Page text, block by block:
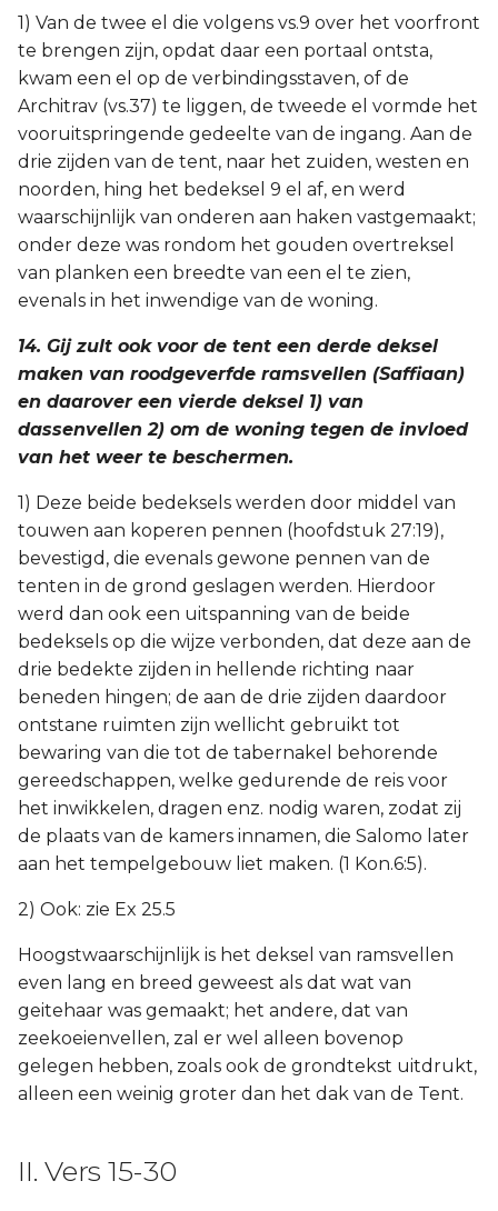
1) Van de twee el die volgens vs.9 over het voorfront
te brengen zijn, opdat daar een portaal ontsta,
kwam een el op de verbindingsstaven, of de
Architrav (vs.37) te liggen, de tweede el vormde het
vooruitspringende gedeelte van de ingang. Aan de
drie zijden van de tent, naar het zuiden, westen en
noorden, hing het bedeksel 9 el af, en werd
waarschijnlijk van onderen aan haken vastgemaakt;
onder deze was rondom het gouden overtreksel
van planken een breedte van een el te zien,
evenals in het inwendige van de woning.
14. Gij zult ook voor de tent een derde deksel
maken van roodgeverfde ramsvellen (Saffiaan)
en daarover een vierde deksel 1) van
dassenvellen 2) om de woning tegen de invloed
van het weer te beschermen.
1) Deze beide bedeksels werden door middel van
touwen aan koperen pennen (hoofdstuk 27:19),
bevestigd, die evenals gewone pennen van de
tenten in de grond geslagen werden. Hierdoor
werd dan ook een uitspanning van de beide
bedeksels op die wijze verbonden, dat deze aan de
drie bedekte zijden in hellende richting naar
beneden hingen; de aan de drie zijden daardoor
ontstane ruimten zijn wellicht gebruikt tot
bewaring van die tot de tabernakel behorende
gereedschappen, welke gedurende de reis voor
het inwikkelen, dragen enz. nodig waren, zodat zij
de plaats van de kamers innamen, die Salomo later
aan het tempelgebouw liet maken. (1 Kon.6:5).
2) Ook: zie Ex 25.5
Hoogstwaarschijnlijk is het deksel van ramsvellen
even lang en breed geweest als dat wat van
geitehaar was gemaakt; het andere, dat van
zeekoeienvellen, zal er wel alleen bovenop
gelegen hebben, zoals ook de grondtekst uitdrukt,
alleen een weinig groter dan het dak van de Tent.
II. Vers 15-30